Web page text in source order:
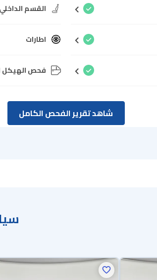
القسم الداخلي
اطارات
فحص الهيكل
شاهد تقرير الفحص الكامل